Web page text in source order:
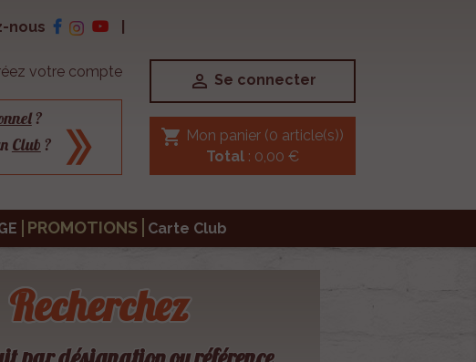
nous
votre compte
?
Club ?
 Se connecter
shopping_cart Mon panier (0 article(s))
Total: 0,00 €
PROMOTIONS Carte Club
Recherchez